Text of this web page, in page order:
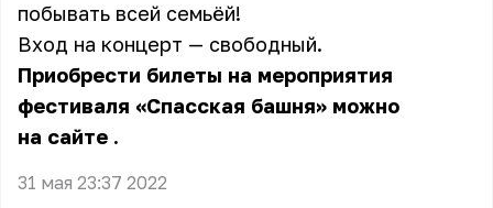
побывать всей семьёй!
Вход на концерт — свободный.
Приобрести билеты на мероприятия
фестиваля «Спасская башня» можно
на сайте .
31 мая 23:37 2022